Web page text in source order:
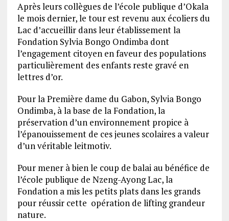
Après leurs collègues de l’école publique d’Okala
le mois dernier, le tour est revenu aux écoliers du
Lac d’accueillir dans leur établissement la
Fondation Sylvia Bongo Ondimba dont
l’engagement citoyen en faveur des populations
particulièrement des enfants reste gravé en
lettres d’or.
Pour la Première dame du Gabon, Sylvia Bongo
Ondimba, à la base de la Fondation, la
préservation d’un environnement propice à
l’épanouissement de ces jeunes scolaires a valeur
d’un véritable leitmotiv.
Pour mener à bien le coup de balai au bénéfice de
l’école publique de Nzeng-Ayong Lac, la
Fondation a mis les petits plats dans les grands
pour réussir cette opération de lifting grandeur
nature.